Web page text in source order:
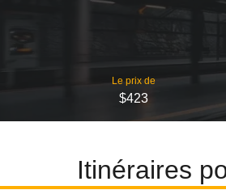
Le prix de
$423
Itinéraires